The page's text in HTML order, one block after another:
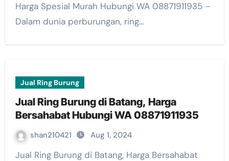
Harga Spesial Murah Hubungi WA 08871911935 –
Dalam dunia perburungan, ring…
Jual Ring Burung
Jual Ring Burung di Batang, Harga
Bersahabat Hubungi WA 08871911935
shan210421 Aug 1, 2024
Jual Ring Burung di Batang, Harga Bersahabat